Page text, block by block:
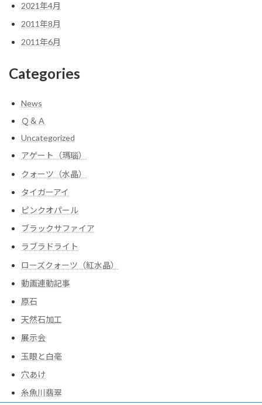
2021年4月
2011年8月
2011年6月
Categories
News
Ｑ＆Ａ
Uncategorized
アゲート（瑪瑙）
クォーツ（水晶）
タイガーアイ
ピンクオパール
ブラックサファイア
ラブラドライト
ローズクォーツ（紅水晶）
動画連動記事
原石
天然石加工
展示会
玉眼と白毫
穴あけ
糸魚川翡翠